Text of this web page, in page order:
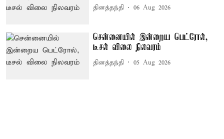
தினத்தந்தி 06 Aug 2026
சென்னையில் இன்றைய பெட்ரோல்,
டீசல் விலை நிலவரம்
தினத்தந்தி 05 Aug 2026